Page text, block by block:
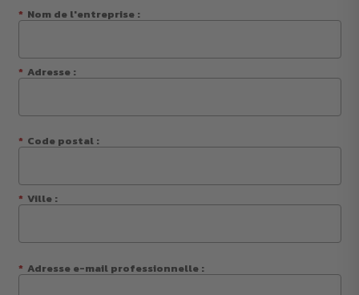
* Nom de l'entreprise :
* Adresse :
* Code postal :
* Ville :
* Adresse e-mail professionnelle :